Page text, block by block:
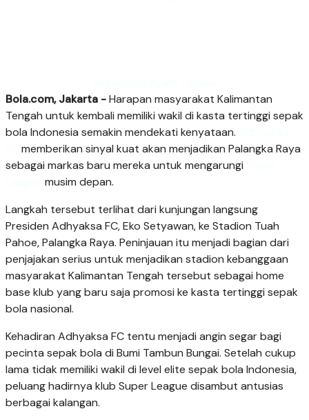
Bola.com, Jakarta -Harapan masyarakat Kalimantan
Tengah untuk kembali memiliki wakil di kasta tertinggi sepak
bola Indonesia semakin mendekati kenyataan.
memberikan sinyal kuat akan menjadikan Palangka Raya
sebagai markas baru mereka untuk mengarungi
musim depan.
Langkah tersebut terlihat dari kunjungan langsung
Presiden Adhyaksa FC, Eko Setyawan, ke Stadion Tuah
Pahoe, Palangka Raya. Peninjauan itu menjadi bagian dari
penjajakan serius untuk menjadikan stadion kebanggaan
masyarakat Kalimantan Tengah tersebut sebagai home
base klub yang baru saja promosi ke kasta tertinggi sepak
bola nasional.
Kehadiran Adhyaksa FC tentu menjadi angin segar bagi
pecinta sepak bola di Bumi Tambun Bungai. Setelah cukup
lama tidak memiliki wakil di level elite sepak bola Indonesia,
peluang hadirnya klub Super League disambut antusias
berbagai kalangan.